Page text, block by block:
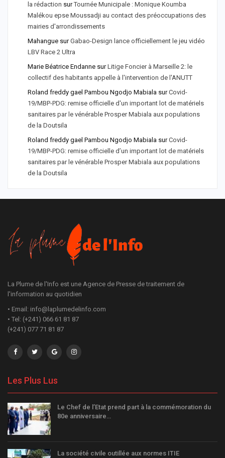
la rédaction surTournée Municipale : Monique Koumba
Malékou epse Moussadji au contact des préoccupations des
mairies d'arrondissements
Mahangue surGabao-Design lance officiellement le jeu vidéo
LBV Race 2 Ultra
Marie Béatrice Endanne surLitige Foncier à Marseille 2: le
collectif des habitants appelle à l'intervention de l'ANUTT
Roland freddy gael Pambou Ngodjo Mabiala surCovid-
19/MBP-PDG: remise officielle d'un important lot de matériels
sanitaires par le vénérable Prosper Mabiala aux populations
de la Doutsila
Roland freddy gael Pambou Ngodjo Mabiala surCovid-
19/MBP-PDG: remise officielle d’un important lot de matériels
sanitaires par le vénérable Prosper Mabiala aux populations
de la Doutsila
La Plume de l'Info est une Agence de Presse de traitement de
l'information au quotidien
• Email: info@laplumedelinfo.com
• Tel: (+241) 066 61 81 87
(+241) 077 71 81 87
Les Plus Lus
Le Chef de l’Etat prend part à la commémoration du
80e anniversaire…
La société civile outillée aux normes ITIE